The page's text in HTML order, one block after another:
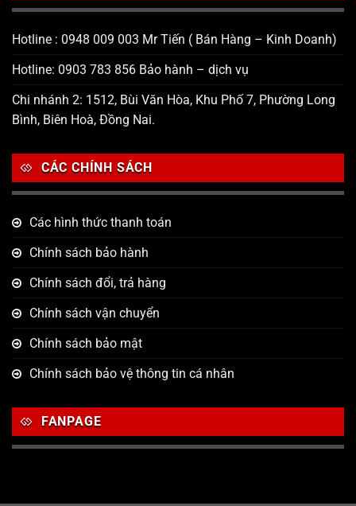
Hotline : 0948 009 003 Mr Tiến ( Bán Hàng – Kinh Doanh)
Hotline: 0903 783 856 Bảo hành – dịch vụ
Chi nhánh 2: 1512, Bùi Văn Hòa, Khu Phố 7, Phường Long
Bình, Biên Hoà, Đồng Nai.
CÁC CHÍNH SÁCH
Các hình thức thanh toán
Chính sách bảo hành
Chính sách đổi, trả hàng
Chính sách vận chuyển
Chính sách bảo mật
Chính sách bảo vệ thông tin cá nhân
FANPAGE